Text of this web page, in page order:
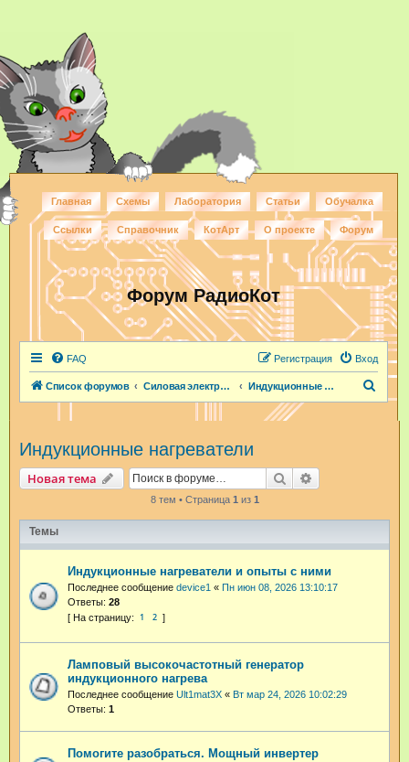
Главная Схемы Лаборатория Статьи Обучалка
Ссылки Справочник КотАрт О проекте Форум
Форум РадиоКот
FAQ Вход
Регистрация
Список форумов Силовая электроника Индукционные нагреватели
Индукционные нагреватели
Новая тема Поиск
8 тем • Страница 1 из 1
Темы
Индукционные нагреватели и опыты с ними
Последнее сообщение device1 « Пн июн 08, 2026 13:10:17
Ответы: 28
1 2
Ламповый высокочастотный генератор
индукционного нагрева
Последнее сообщение Ult1mat3X « Вт мар 24, 2026 10:02:29
Ответы: 1
Помогите разобраться. Мощный инвертер